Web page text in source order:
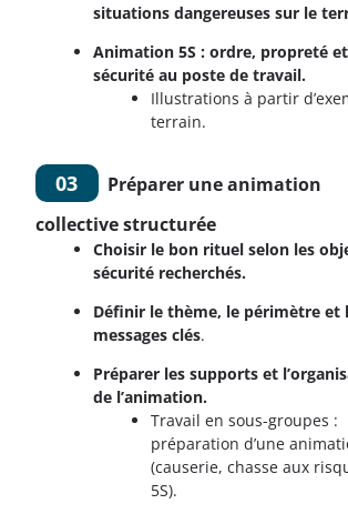
situations dangereuses sur le
Animation 5S : ordre, propreté et
sécurité au poste de travail.
Illustrations à partir
terrain.
03
Préparer une animation
collective structurée
Choisir le bon rituel selon les
sécurité recherchés.
Définir le thème, le périmètre et
messages clés.
Préparer les supports et
de l’animation.
Travail en sous-groupes :
préparation d’une
(causerie, chasse aux
5S).